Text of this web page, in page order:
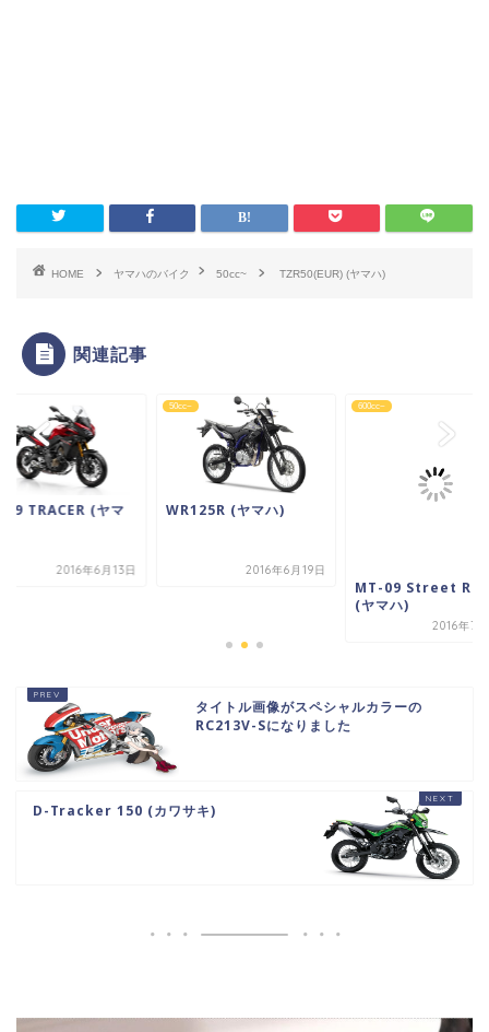
HOME ヤマハのバイク 50cc~ TZR50(EUR) (ヤマハ)
関連記事
TRACER (ヤマ
2016年6月13日
50cc~
WR125R (ヤマハ)
2016年6月19日
600cc~
MT-09 Street
(ヤマハ)
2016年7
タイトル画像がスペシャルカラーの
RC213V-Sになりました
D-Tracker 150 (カワサキ)